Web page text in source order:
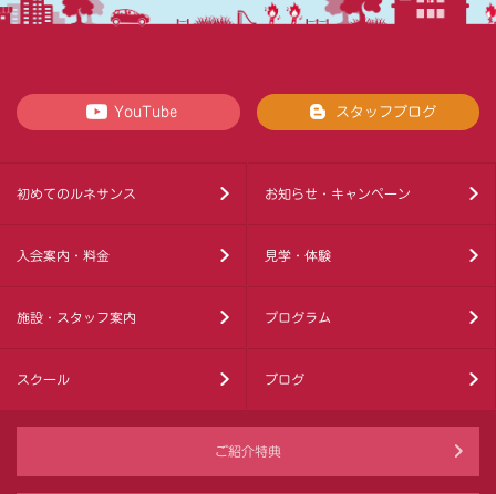
YouTube スタッフブログ
初めてのルネサンス お知らせ・キャンペーン
入会案内・料金 見学・体験
施設・スタッフ案内 プログラム
スクール ブログ
ご紹介特典